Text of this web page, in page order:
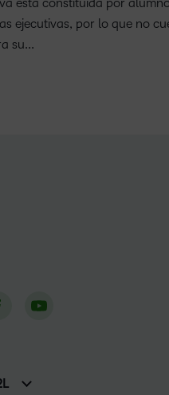
está constituida por
ejecutivas, por lo que no
su...